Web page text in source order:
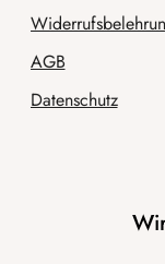
AGB
Datenschutz